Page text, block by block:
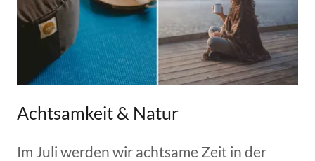
Achtsamkeit & Natur
Im Juli werden wir achtsame Zeit in der